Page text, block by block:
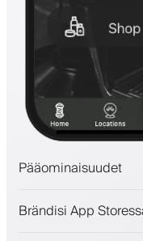
Pääominaisuudet
Maksut,
Brändisi App